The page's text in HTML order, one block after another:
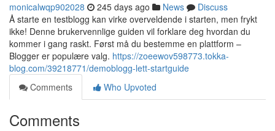
monicalwqp902028 245 days ago News
Discuss
Å starte en testblogg kan virke overveldende i starten, men frykt
ikke! Denne brukervennlige guiden vil forklare deg hvordan du
kommer i gang raskt. Først må du bestemme en plattform –
Blogger er populære valg. https://zoeewov598773.tokka-
blog.com/39218771/demoblogg-lett-startguide
Comments
Who Upvoted
Comments